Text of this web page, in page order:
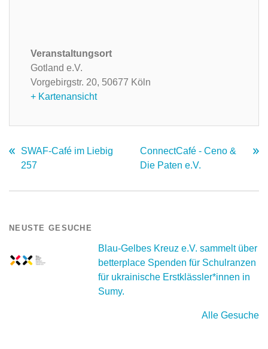
Veranstaltungsort
Gotland e.V.
Vorgebirgstr. 20, 50677 Köln
+ Kartenansicht
SWAF-Café im Liebig
257
ConnectCafé - Ceno &
Die Paten e.V.
NEUSTE GESUCHE
Blau-Gelbes Kreuz e.V. sammelt über
betterplace Spenden für Schulranzen
für ukrainische Erstklässler*innen in
Sumy.
Alle Gesuche